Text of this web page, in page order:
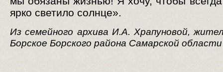
ярко светило солнце».
Из семейного архива И.А. Храпуновой,
Борское Борского района Самарской области